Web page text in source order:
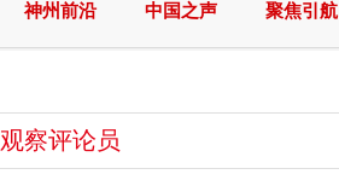
神州前沿 中国之声 聚焦引航
观察评论员